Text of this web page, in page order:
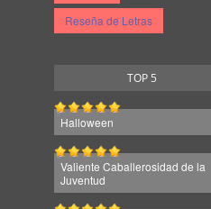
Reseña de Letras
TOP 5
Halloween
Valiente Caballerosidad de la
Juventud